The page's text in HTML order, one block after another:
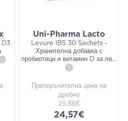
D3
i
Uni-Pharma Lacto
Levure IBS 30 Sachets -
Хранителна добавка с
пробиотици и витамин D за ле...
i
Препоръчителна цена на
дребно
25,86€
24,57€